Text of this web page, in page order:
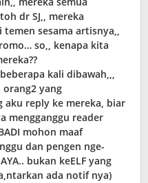
dr SJ,, mereka
sesama artisnya,,
so,, kenapa kita
beberapa kali dibawah,,,
yang
aku reply ke mereka, biar
mengganggu reader
mohon maaf
dan pengen nge-
bukan keELF yang
ada notif nya)